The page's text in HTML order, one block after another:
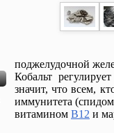
поджелудочной
Кобальт
значит, что всем,
иммунитета
витамином В12 и